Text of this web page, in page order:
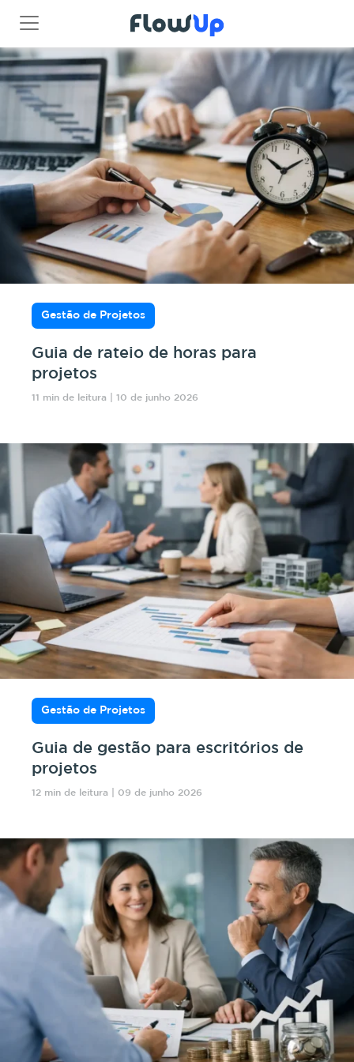
Gestão de Projetos
Guia de rateio de horas para
projetos
11 min de leitura | 10 de junho 2026
Gestão de Projetos
Guia de gestão para escritórios de
projetos
12 min de leitura | 09 de junho 2026